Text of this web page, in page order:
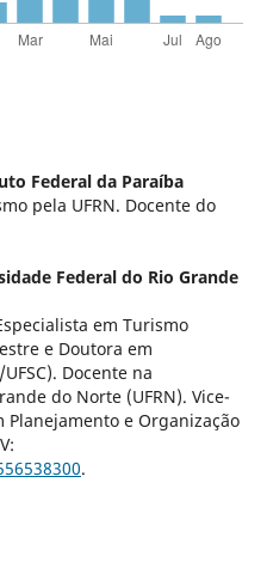
Federal da Paraíba
pela UFRN. Docente do
Federal do Rio Grande
em Turismo
e Doutora em
Docente na
do Norte (UFRN). Vice-
Planejamento e Organização
.